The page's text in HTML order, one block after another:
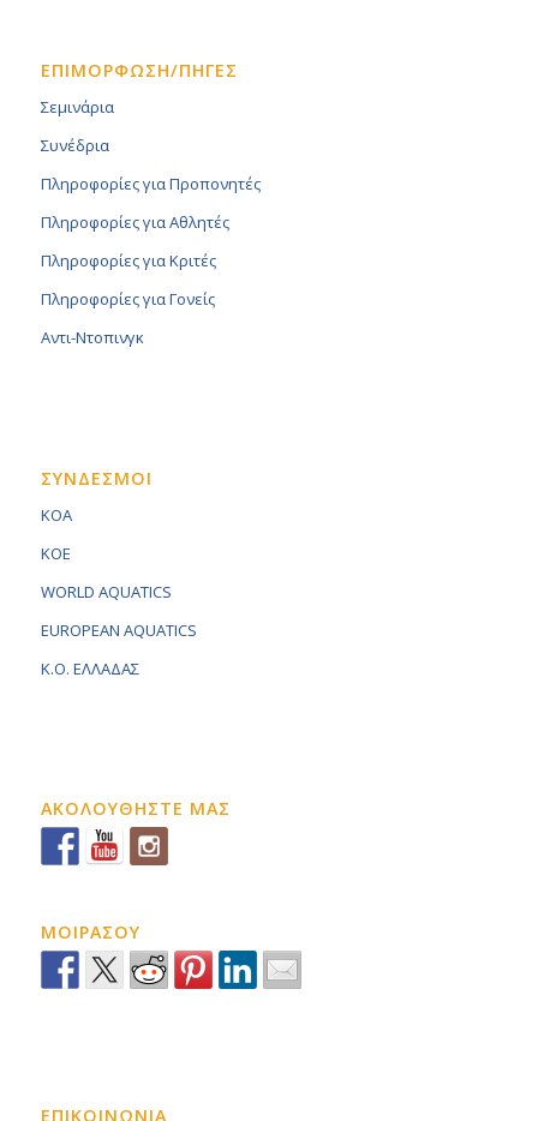
ΕΠΙΜΟΡΦΩΣΗ/ΠΗΓΕΣ
Σεμινάρια
Συνέδρια
Πληροφορίες για Προπονητές
Πληροφορίες για Αθλητές
Πληροφορίες για Κριτές
Πληροφορίες για Γονείς
Αντι-Ντοπινγκ
ΣΥΝΔΕΣΜΟΙ
KOA
KOE
WORLD AQUATICS
EUROPEAN AQUATICS
K.O. ΕΛΛΑΔΑΣ
ΑΚΟΛΟΥΘΗΣΤΕ ΜΑΣ
ΜΟΙΡΑΣΟΥ
ΕΠΙΚΟΙΝΩΝΙΑ